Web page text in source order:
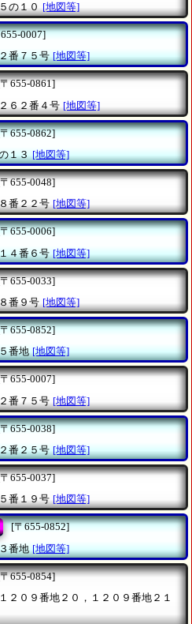
の１０ [地図等]
0007]
番７５号 [地図等]
655-0861]
６２番４号 [地図等]
655-0862]
１３ [地図等]
655-0048]
番２２号 [地図等]
655-0006]
４番６号 [地図等]
655-0033]
番９号 [地図等]
655-0852]
番地 [地図等]
655-0007]
番７５号 [地図等]
655-0038]
番２５号 [地図等]
655-0037]
番１９号 [地図等]
[〒655-0852]
番地 [地図等]
655-0854]
２０９番地２０，１２０９番地２１